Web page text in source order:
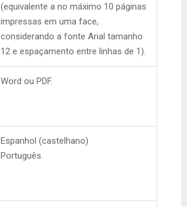
(equivalente a no máximo 10 páginas
impressas em uma face,
considerando a fonte Arial tamanho
12 e espaçamento entre linhas de 1).
Word ou PDF.
Espanhol (castelhano)
Português